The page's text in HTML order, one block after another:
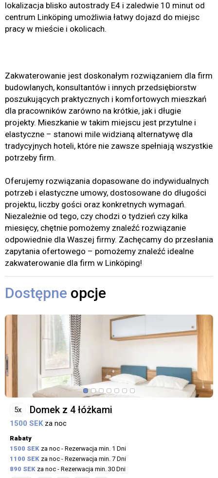
lokalizacja blisko autostrady E4 i zaledwie 10 minut od
centrum Linköping umożliwia łatwy dojazd do miejsc
pracy w mieście i okolicach.
Zakwaterowanie jest doskonałym rozwiązaniem dla firm
budowlanych, konsultantów i innych przedsiębiorstw
poszukujących praktycznych i komfortowych mieszkań
dla pracowników zarówno na krótkie, jak i długie
projekty. Mieszkanie w takim miejscu jest przytulne i
elastyczne – stanowi mile widzianą alternatywę dla
tradycyjnych hoteli, które nie zawsze spełniają wszystkie
potrzeby firm.
Oferujemy rozwiązania dopasowane do indywidualnych
potrzeb i elastyczne umowy, dostosowane do długości
projektu, liczby gości oraz konkretnych wymagań.
Niezależnie od tego, czy chodzi o tydzień czy kilka
miesięcy, chętnie pomożemy znaleźć rozwiązanie
odpowiednie dla Waszej firmy. Zachęcamy do przesłania
zapytania ofertowego – pomożemy znaleźć idealne
zakwaterowanie dla firm w Linköping!
Dostępne opcje
5x Domek z 4 łóżkami
1500 SEK za noc
Rabaty
1500 SEK za noc - Rezerwacja min. 1 Dni
1100 SEK za noc - Rezerwacja min. 7 Dni
890 SEK za noc - Rezerwacja min. 30 Dni